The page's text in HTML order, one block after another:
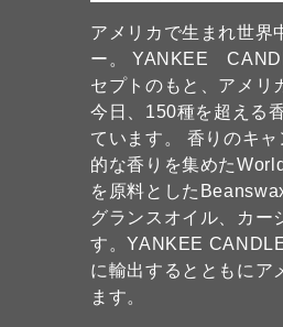
アメリカで生まれ世界
ー。 YANKEE
セプトのもと、アメリ
今日、150種を超える
ています。 香りのキ
的な香りを集めた
を原料とした
グランスオイル、カー
す。YANKEE
に輸出するとともにア
ます。